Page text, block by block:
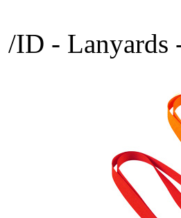
/ID - Lanyards